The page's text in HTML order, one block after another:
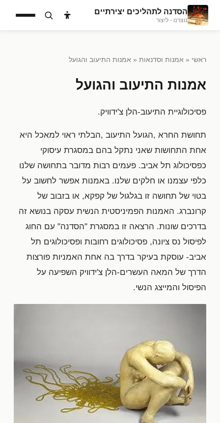
הסדנה לתהליכים יצירתיים
נוצרנו - ליצור
ראשי « אמנות וסדנאות « אמנות התיעוב והגועל
אמנות התיעוב והגועל
פסיכולוגיית התיעוב-הלן צ'ידוויק.
תחושת החרא ,הגועל התיעוב ,הבלתי ראוי למאכל היא
אחת התחושות שאני נתקל בהם במסגרת עיסוקי
כפסיכולוג תל אביב. פעמים רבות מדובר בתחושה שלנו
כלפי עצמנו או חלקים שלנו. באמנות אפשר לחשוב על
בטוי של תחושה זו בגלגול של קפקא, או בזבוב של
קרונברג. האמנות הפמיניסטית הנשית עסקה בנושא זה
בדרכים שונות. הרצאה זו במסגרת "הסדנה" עם החוג
לפיסול נס ציונה, פסיכולוגים רחובות ופסיכולוגים תל
אביב- עוסקת בעיקר בדרך בה אחת האמניות פורצות
הדרך של המאה העשרים-הלן צ'ידוויק השפיעה על
הפיסול והמייצג הנשי.